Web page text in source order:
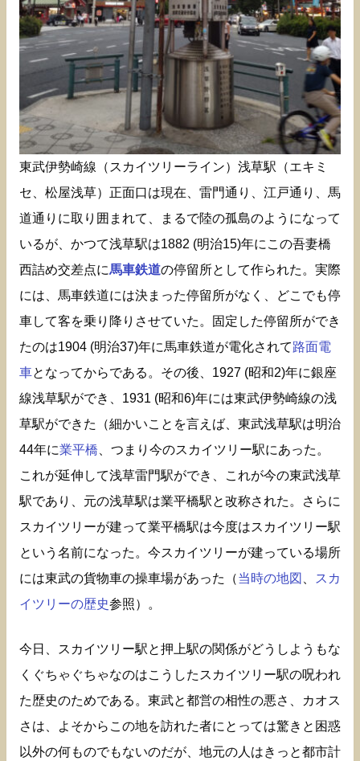
東武伊勢崎線（スカイツリーライン）浅草駅（エキミ
セ、松屋浅草）正面口は現在、雷門通り、江戸通り、馬
道通りに取り囲まれて、まるで陸の孤島のようになって
いるが、かつて浅草駅は1882 (明治15)年にこの吾妻橋
西詰め交差点に馬車鉄道の停留所として作られた。実際
には、馬車鉄道には決まった停留所がなく、どこでも停
車して客を乗り降りさせていた。固定した停留所ができ
たのは1904 (明治37)年に馬車鉄道が電化されて路面電
車となってからである。その後、1927 (昭和2)年に銀座
線浅草駅ができ、1931 (昭和6)年には東武伊勢崎線の浅
草駅ができた（細かいことを言えば、東武浅草駅は明治
44年に業平橋 、つまり今のスカイツリー駅にあった。
これが延伸して浅草雷門駅ができ、これが今の東武浅草
駅であり、元の浅草駅は業平橋駅と改称された。さらに
スカイツリーが建って業平橋駅は今度はスカイツリー駅
という名前になった。今スカイツリーが建っている場所
には東武の貨物車の操車場があった（当時の地図
スカ
イツリーの歴史参照）。
今日、スカイツリー駅と押上駅の関係がどうしようもな
くぐちゃぐちゃなのはこうしたスカイツリー駅の呪われ
た歴史のためである。東武と都営の相性の悪さ、カオス
さは、よそからこの地を訪れた者にとっては驚きと困惑
以外の何ものでもないのだが、地元の人はきっと都市計